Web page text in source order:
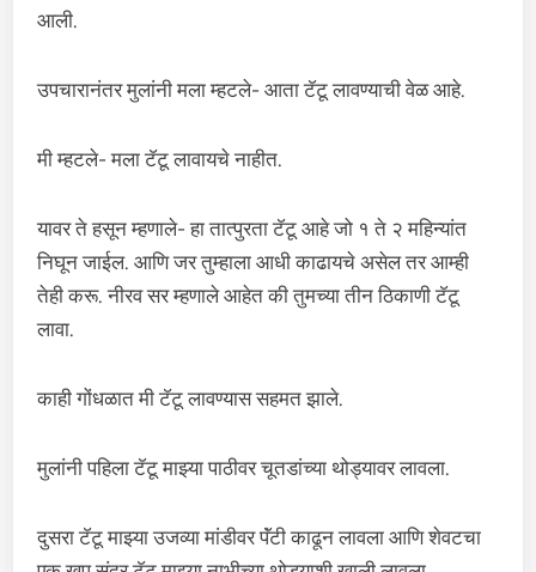
आली.
उपचारानंतर मुलांनी मला म्हटले- आता टॅटू लावण्याची वेळ आहे.
मी म्हटले- मला टॅटू लावायचे नाहीत.
यावर ते हसून म्हणाले- हा तात्पुरता टॅटू आहे जो १ ते २ महिन्यांत
निघून जाईल. आणि जर तुम्हाला आधी काढायचे असेल तर आम्ही
तेही करू. नीरव सर म्हणाले आहेत की तुमच्या तीन ठिकाणी टॅटू
लावा.
काही गोंधळात मी टॅटू लावण्यास सहमत झाले.
मुलांनी पहिला टॅटू माझ्या पाठीवर चूतडांच्या थोड्यावर लावला.
दुसरा टॅटू माझ्या उजव्या मांडीवर पॅंटी काढून लावला आणि शेवटचा